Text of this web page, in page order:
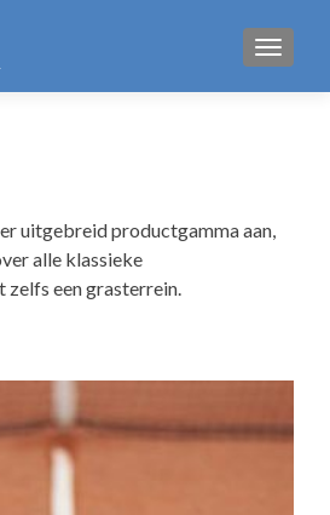
uitgebreid productgamma aan,
alle klassieke
zelfs een grasterrein.